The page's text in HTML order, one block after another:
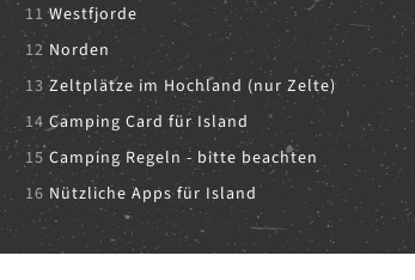
Westfjorde
Norden
Zeltplätze im Hochland (nur Zelte)
Camping Card für Island
Camping Regeln - bitte beachten
Nützliche Apps für Island